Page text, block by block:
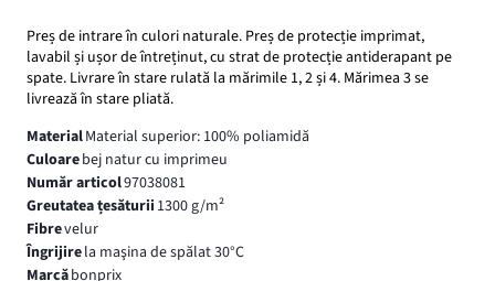
Preș de intrare în culori naturale. Preș de protecție imprimat,
lavabil și ușor de întreținut, cu strat de protecție antiderapant pe
spate. Livrare în stare rulată la mărimile 1, 2 și 4. Mărimea 3 se
livrează în stare pliată.
MaterialMaterial superior: 100% poliamidă
Culoarebej natur cu imprimeu
Număr articol97038081
Greutatea țesăturii 1300 g/m²
Fibrevelur
Îngrijirela maşina de spălat 30°C
Marcăbonprix